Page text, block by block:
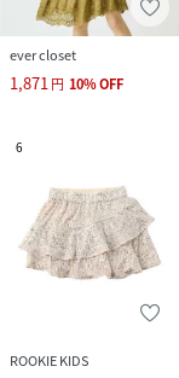
ever closet
1,871円 10%OFF
6
ROOKIE KIDS